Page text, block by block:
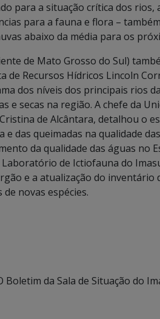
para a situação crítica dos rios,
para a fauna e flora –
abaixo da média para os
de Mato Grosso do Sul)
Recursos Hídricos Lincoln
dos níveis dos principais rios
e secas na região. A chefe da
de Alcântara, detalhou o
das queimadas na qualidade
da qualidade das águas no
de Ictiofauna do
e a atualização do inventário
novas espécies.
Boletim da Sala de Situação do